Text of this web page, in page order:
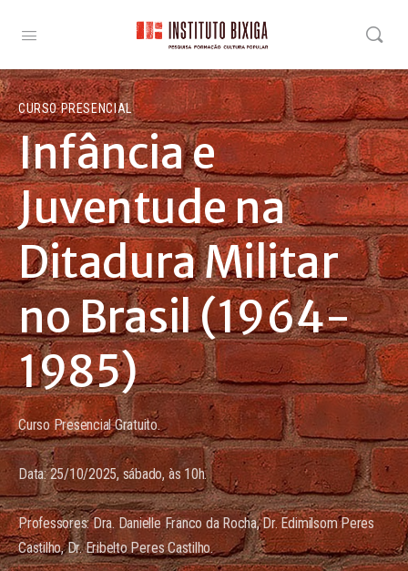
CURSO PRESENCIAL
Infância e
Juventude na
Ditadura Militar
no Brasil (1964-
1985)
Curso Presencial Gratuito.
Data: 25/10/2025, sábado, às 10h.
Professores: Dra. Danielle Franco da Rocha, Dr. Edimilsom Peres
Castilho, Dr. Eribelto Peres Castilho.